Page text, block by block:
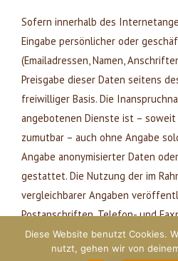
Sofern innerhalb des
Eingabe persönlicher oder
(Emailadressen, Namen,
Preisgabe dieser Daten seitens
freiwilliger Basis. Die
angebotenen Dienste ist –
zumutbar – auch ohne Angabe
Angabe anonymisierter Daten
gestattet. Die Nutzung der im
vergleichbarer Angaben
Postanschriften, Telefon- und
Emailadressen durch Dritte zur
ausdrücklich angeforderten
Diese Website benutzt Cookies.
nutzt, gehen wir von